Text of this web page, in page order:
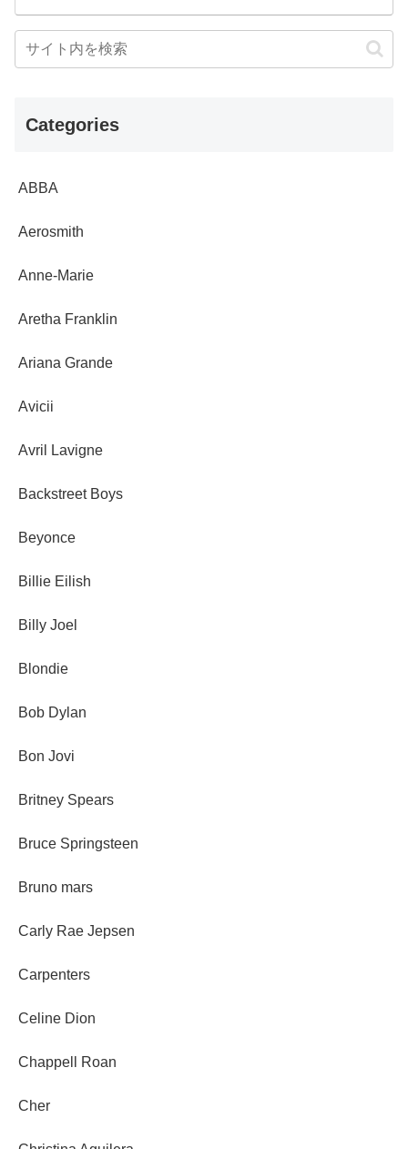
Categories
ABBA
Aerosmith
Anne-Marie
Aretha Franklin
Ariana Grande
Avicii
Avril Lavigne
Backstreet Boys
Beyonce
Billie Eilish
Billy Joel
Blondie
Bob Dylan
Bon Jovi
Britney Spears
Bruce Springsteen
Bruno mars
Carly Rae Jepsen
Carpenters
Celine Dion
Chappell Roan
Cher